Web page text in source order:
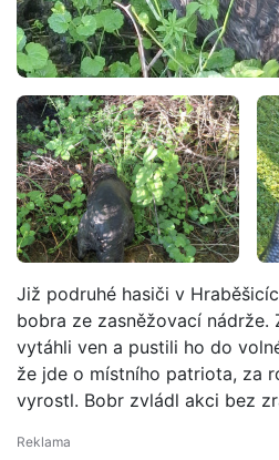
Již podruhé hasiči v
bobra ze zasněžovací nádrže.
vytáhli ven a pustili ho do
že jde o místního patriota, za
vyrostl. Bobr zvládl akci bez